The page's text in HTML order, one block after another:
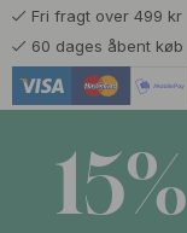
Fri fragt over 499 kr
60 dages åbent køb
15%